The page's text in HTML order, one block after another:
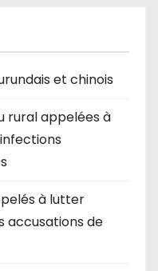
et chinois
rural appelées à
à lutter
accusations de